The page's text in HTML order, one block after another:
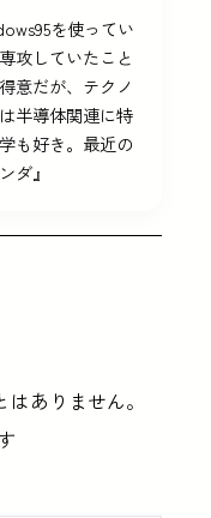
を使ってい
攻していたこと
意だが、テクノ
半導体関連に特
も好き。最近の
ダ』
ありません。